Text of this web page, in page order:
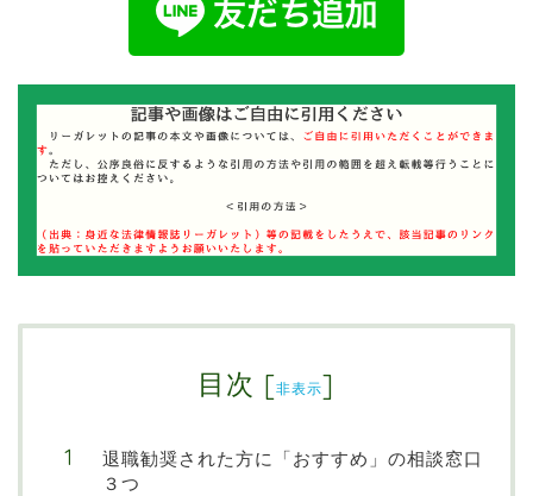
目次 [非表示]
退職勧奨された方に「おすすめ」の相談窓口
３つ